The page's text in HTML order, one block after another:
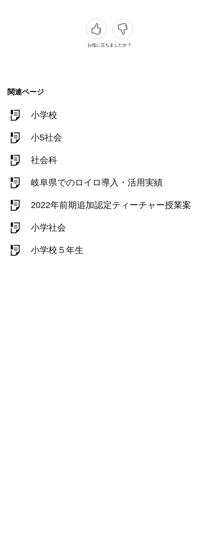
お役に立ちましたか？
関連ページ
小学校
小5社会
社会科
岐阜県でのロイロ導入・活用実績
2022年前期追加認定ティーチャー授業案
小学社会
小学校５年生